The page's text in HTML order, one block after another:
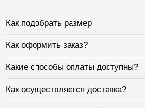
Как подобрать размер
Как оформить заказ?
Какие способы оплаты доступны?
Как осуществляется доставка?